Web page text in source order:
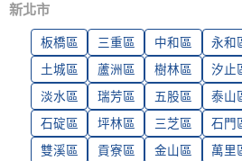
新北市
板橋區 三重區 中和區 永和
土城區
蘆洲區 樹林區 汐止
淡水區
瑞芳區 五股區 泰山
石碇區
坪林區 三芝區 石門
雙溪區
貢寮區 金山區 萬里